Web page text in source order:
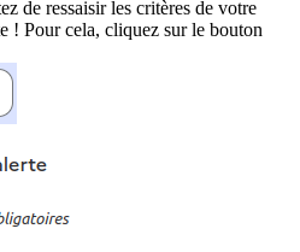
de ressaisir les critères de votre
! Pour cela, cliquez sur le bouton